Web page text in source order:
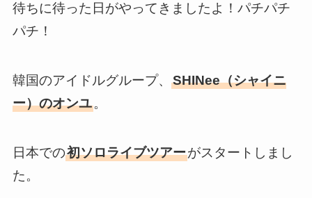
待ちに待った日がやってきましたよ！パチパチ
パチ！
韓国のアイドルグループ、 SHINee（シャイニ
ー）のオンユ。
日本での初ソロライブツアーがスタートしまし
た。